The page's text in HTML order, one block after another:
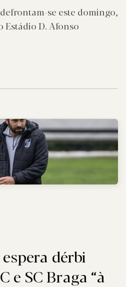
se este domingo,
D. Afonso
dérbi
e SC Braga “à